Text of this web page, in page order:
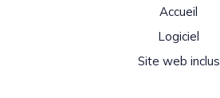
Accueil
Logiciel
Site web inclus